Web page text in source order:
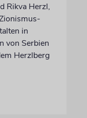
Rikva Herzl,
in
von Serbien
Herzlberg